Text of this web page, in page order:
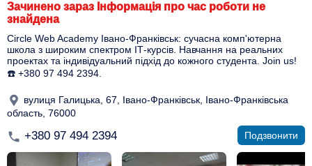
Зачинено зараз Інформація про час роботи не
знайдена
Circle Web Academy Івано-Франківськ: сучасна комп'ютерна
школа з широким спектром ІТ-курсів. Навчання на реальних
проектах та індивідуальний підхід до кожного студента. Join us!
☎️ +380 97 494 2394.
вулиця Галицька, 67, Івано-Франківськ, Івано-Франківська
область, 76000
+380 97 494 2394 Подзвонити